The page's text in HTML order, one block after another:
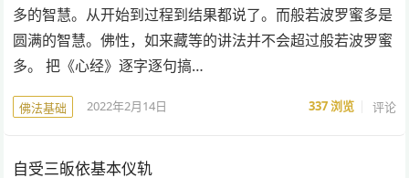
多的智慧。从开始到过程到结果都说了。而般若波罗蜜多是
圆满的智慧。佛性，如来藏等的讲法并不会超过般若波罗蜜
多。 把《心经》逐字逐句搞…
佛法基础 2022年2月14日 337浏览 评论
自受三皈依基本仪轨